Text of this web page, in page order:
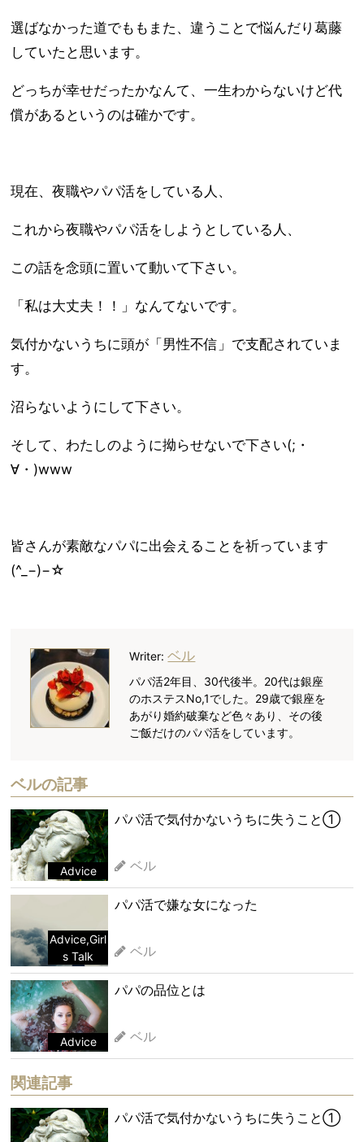
選ばなかった道でももまた、違うことで悩んだり葛藤
していたと思います。
どっちが幸せだったかなんて、一生わからないけど代
償があるというのは確かです。
現在、夜職やパパ活をしている人、
これから夜職やパパ活をしようとしている人、
この話を念頭に置いて動いて下さい。
「私は大丈夫！！」なんてないです。
気付かないうちに頭が「男性不信」で支配されていま
す。
沼らないようにして下さい。
そして、わたしのように拗らせないで下さい(;・
∀・)www
皆さんが素敵なパパに出会えることを祈っています
(^_−)−☆
Writer:ベル
パパ活2年目、30代後半。20代は銀座
のホステスNo,1でした。29歳で銀座を
あがり婚約破棄など色々あり、その後
ご飯だけのパパ活をしています。
ベルの記事
Advice
パパ活で気付かないうちに失うこと①
ベル
Advice,Girl
s Talk
パパ活で嫌な女になった
ベル
Advice
パパの品位とは
ベル
関連記事
パパ活で気付かないうちに失うこと①